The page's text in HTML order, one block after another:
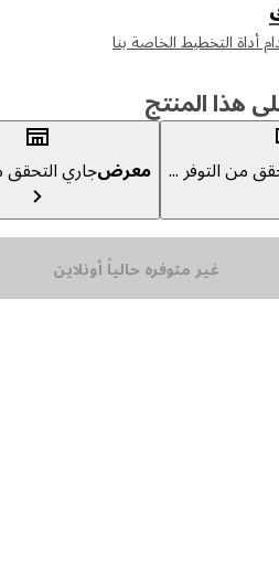
هذا المنتج
من التوفر ... معرضجاري التحقق
غير متوفره حالياً أونلاين